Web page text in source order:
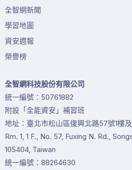
全智網新聞
學習地圖
資安週報
榮譽榜
全智網科技股份有限公司
統一編號：50761882
附設「全能資安」補習班
地址：臺北市松山區復興北路57號1樓
Rm. 1, 1 F., No. 57, Fuxing N. Rd.,
105404, Taiwan
統一編號：88264630